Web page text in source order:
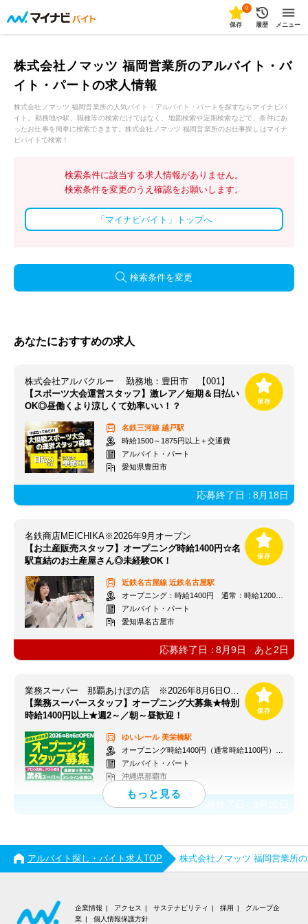
0
保存 履歴 メニュー
株式会社ノマッツ 福岡営業所のアルバイト・バ
イト・パートの求人情報
株式会社ノマッツ 福岡営業所の人気バイト・アルバイト・パートを探すならマイナビバ
イト。勤務地や駅、職種等の検索だけではなく、地図検索や定期検索などで、条件にあ
ったお仕事を簡単に検索できます。株式会社ノマッツ 福岡営業所のお仕事探しはマイナ
ビバイトで検索！
検索条件に該当する求人情報がありません。
検索条件を変更のうえ確認をお願いします。
「マイナビバイト」トップへ
検索条件を変更
あなたにおすすめの求人
株式会社アルバクルー 勤務地：豊田市 【001】
【スポーツ大会運営スタッフ】激レア／短期＆日払い
OK◎昼働くより涼しくて効率いい！？
名鉄三河線 越戸駅
時給1500～1875円以上＋交通費
アルバイト・パート
愛知県豊田市
応募終了日：8月18日
名鉄商店MEICHIKA※2026年9月オープン
【お土産販売スタッフ】オープニング時給1400円☆名
駅直結のお土産屋さん◎未経験OK！
近鉄名古屋線 近鉄名古屋駅
オープニング：時給1400円 通常：時給1200円～＋交通費全額支給
アルバイト・パート
愛知県名古屋市
応募終了日：8月9日 あと 2日
業務スーパー 那覇あけぼの店 ※2026年8月6日OPEN
【業務スーパースタッフ】オープニング大募集★特別
時給1400円以上★週2～／朝～昼歓迎！
ゆいレール美栄橋駅
オープニング時給1400円（通常時給1100円）※各種手当あり
アルバイト・パート
沖縄県那覇市
応募終了日：
アルバイト探し・バイト求人TOP 株式会社ノマッツ 福岡営業所
企業情報 アクセス サステナビリティ 採用
グループ企
業
個人情報保護方針